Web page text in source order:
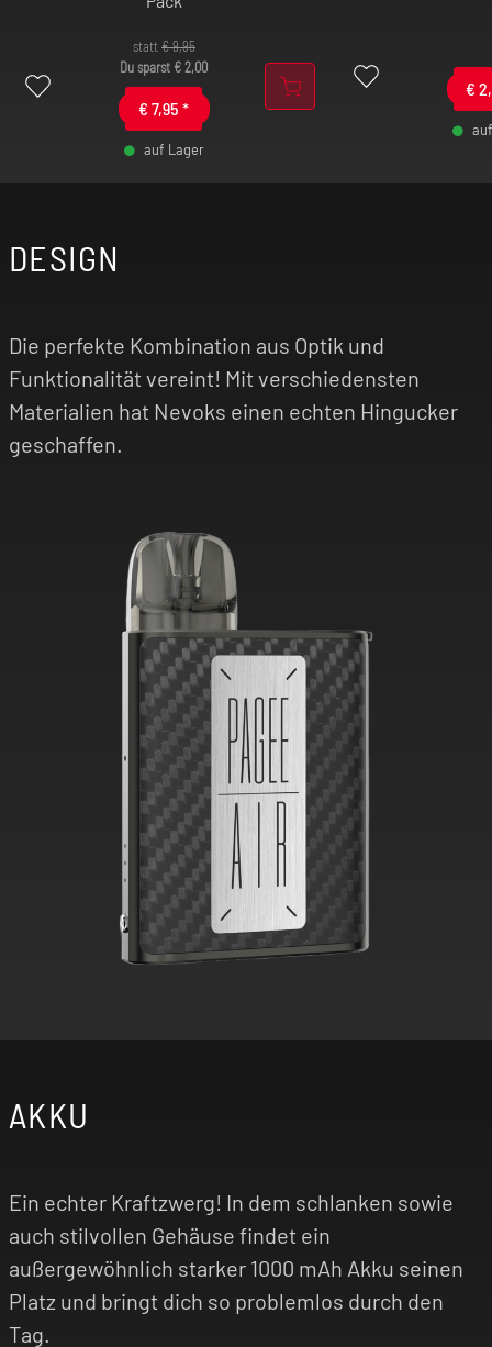
statt€9,95
Du sparst € 2,00
€ 7,95 *
auf Lager
€
DESIGN
Die perfekte Kombination aus Optik und
Funktionalität vereint! Mit verschiedensten
Materialien hat Nevoks einen echten Hingucker
geschaffen.
AKKU
Ein echter Kraftzwerg! In dem schlanken sowie
auch stilvollen Gehäuse findet ein
außergewöhnlich starker 1000 mAh Akku seinen
Platz und bringt dich so problemlos durch den
Tag.